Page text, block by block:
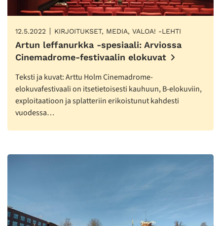
12.5.2022 KIRJOITUKSET, MEDIA, VALOA! -LEHTI
Artun leffanurkka -spesiaali: Arviossa
Cinemadrome-festivaalin elokuvat
Teksti ja kuvat: Arttu Holm Cinemadrome-
elokuvafestivaali on itsetietoisesti kauhuun, B-elokuviin,
exploitaatioon ja splatteriin erikoistunut kahdesti
vuodessa…